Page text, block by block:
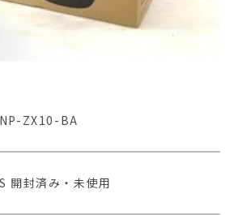
NP-ZX10-BA
S 開封済み・未使用